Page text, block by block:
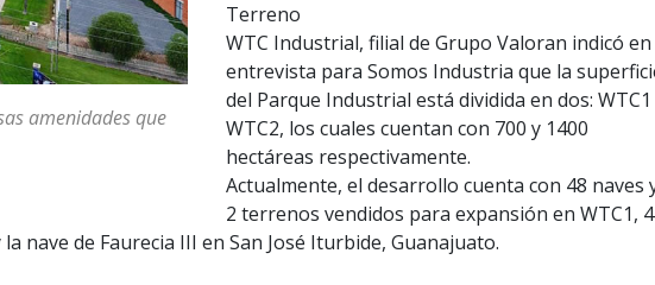
amenidades que
Terreno
WTC Industrial, filial de Grupo Valoran indicó en
entrevista para Somos Industria que la
del Parque Industrial está dividida en dos: WTC1
WTC2, los cuales cuentan con 700 y 1400
hectáreas respectivamente.
Actualmente, el desarrollo cuenta con 48 naves
2 terrenos vendidos para expansión en WTC1, 4
la nave de Faurecia III en San José Iturbide, Guanajuato.